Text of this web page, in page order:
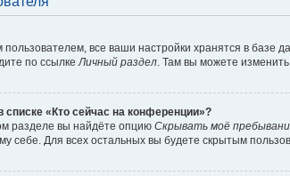
пользователем, все ваши настройки хранятся в
по ссылке Личный раздел . Там вы можете
«Кто сейчас на конференции»?
разделе вы найдёте опцию Скрывать моё
себе. Для всех остальных вы будете скрытым